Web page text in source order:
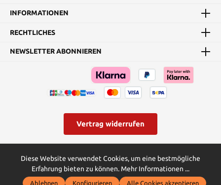
INFORMATIONEN
RECHTLICHES
NEWSLETTER ABONNIEREN
Vertrag widerrufen
ggf. Nachnahmegebühren, wenn nicht anders angegeben.
© Swords and more | Powered by Butterflies IT - die
Diese Website verwendet Cookies, um eine bestmögliche
Erfahrung bieten zu können. Mehr Informationen ...
Ablehnen Konfigurieren Alle Cookies akzeptieren